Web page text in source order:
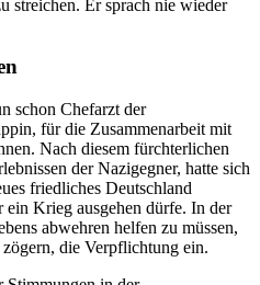
streichen. Er sprach nie wieder
schon Chefarzt der
für die Zusammenarbeit mit
Nach diesem fürchterlichen
der Nazigegner, hatte sich
friedliches Deutschland
Krieg ausgehen dürfe. In der
abwehren helfen zu müssen,
die Verpflichtung ein.